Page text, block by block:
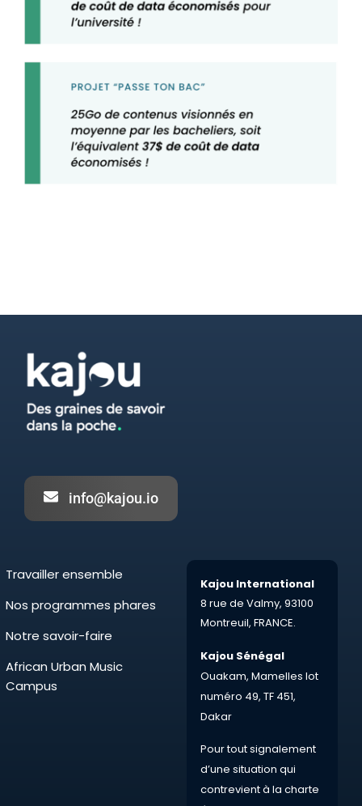
info@kajou.io
Travailler ensemble
Nos programmes phares
Notre savoir-faire
African Urban Music
Campus
Kajou International
8 rue de Valmy, 93100
Montreuil, FRANCE.
Kajou Sénégal
Ouakam, Mamelles lot
numéro 49, TF 451,
Dakar
Pour toutsignalement
d’une situation qui
contrevient à la charte